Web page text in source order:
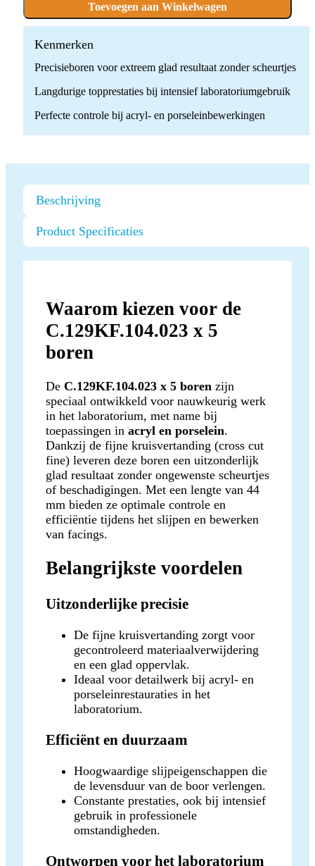
boren
quantity
Toevoegen aan Winkelwagen
Kenmerken
Precisieboren voor extreem glad resultaat zonder scheurtjes
Langdurige topprestaties bij intensief laboratoriumgebruik
Perfecte controle bij acryl- en porseleinbewerkingen
Beschrijving
Product Specificaties
Waarom kiezen voor de
C.129KF.104.023 x 5
boren
De C.129KF.104.023 x 5 boren zijn
speciaal ontwikkeld voor nauwkeurig werk
in het laboratorium, met name bij
toepassingen in acryl en porselein.
Dankzij de fijne kruisvertanding (cross cut
fine) leveren deze boren een uitzonderlijk
glad resultaat zonder ongewenste scheurtjes
of beschadigingen. Met een lengte van 44
mm bieden ze optimale controle en
efficiëntie tijdens het slijpen en bewerken
van facings.
Belangrijkste voordelen
Uitzonderlijke precisie
De fijne kruisvertanding zorgt voor
gecontroleerd materiaalverwijdering
en een glad oppervlak.
Ideaal voor detailwerk bij acryl- en
porseleinrestauraties in het
laboratorium.
Efficiënt en duurzaam
Hoogwaardige slijpeigenschappen die
de levensduur van de boor verlengen.
Constante prestaties, ook bij intensief
gebruik in professionele
omstandigheden.
Ontworpen voor het laboratorium